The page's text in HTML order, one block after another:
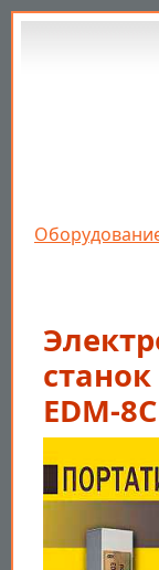
Перейти к
Строка
EDM-8C